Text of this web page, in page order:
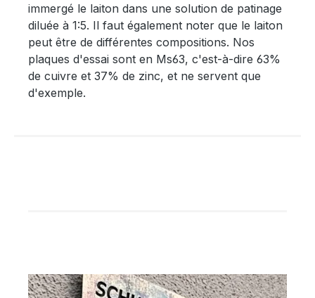
immergé le laiton dans une solution de patinage
diluée à 1:5. Il faut également noter que le laiton
peut être de différentes compositions. Nos
plaques d'essai sont en Ms63, c'est-à-dire 63%
de cuivre et 37% de zinc, et ne servent que
d'exemple.